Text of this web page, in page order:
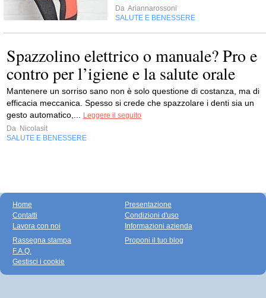
Da Ariannarossoni
SALUTE E BENESSERE
Spazzolino elettrico o manuale? Pro e
contro per l’igiene e la salute orale
Mantenere un sorriso sano non è solo questione di costanza, ma di
efficacia meccanica. Spesso si crede che spazzolare i denti sia un
gesto automatico,...
Leggere il seguito
Da Nicolasit
SALUTE E BENESSERE
Home
Contatti
Lavora con noi
Presentazione
Condizioni d'uso
Informazioni azienda
Rassegna stampa
F.A.Q.
Gestisci i cookie
Proponi il tuo blog